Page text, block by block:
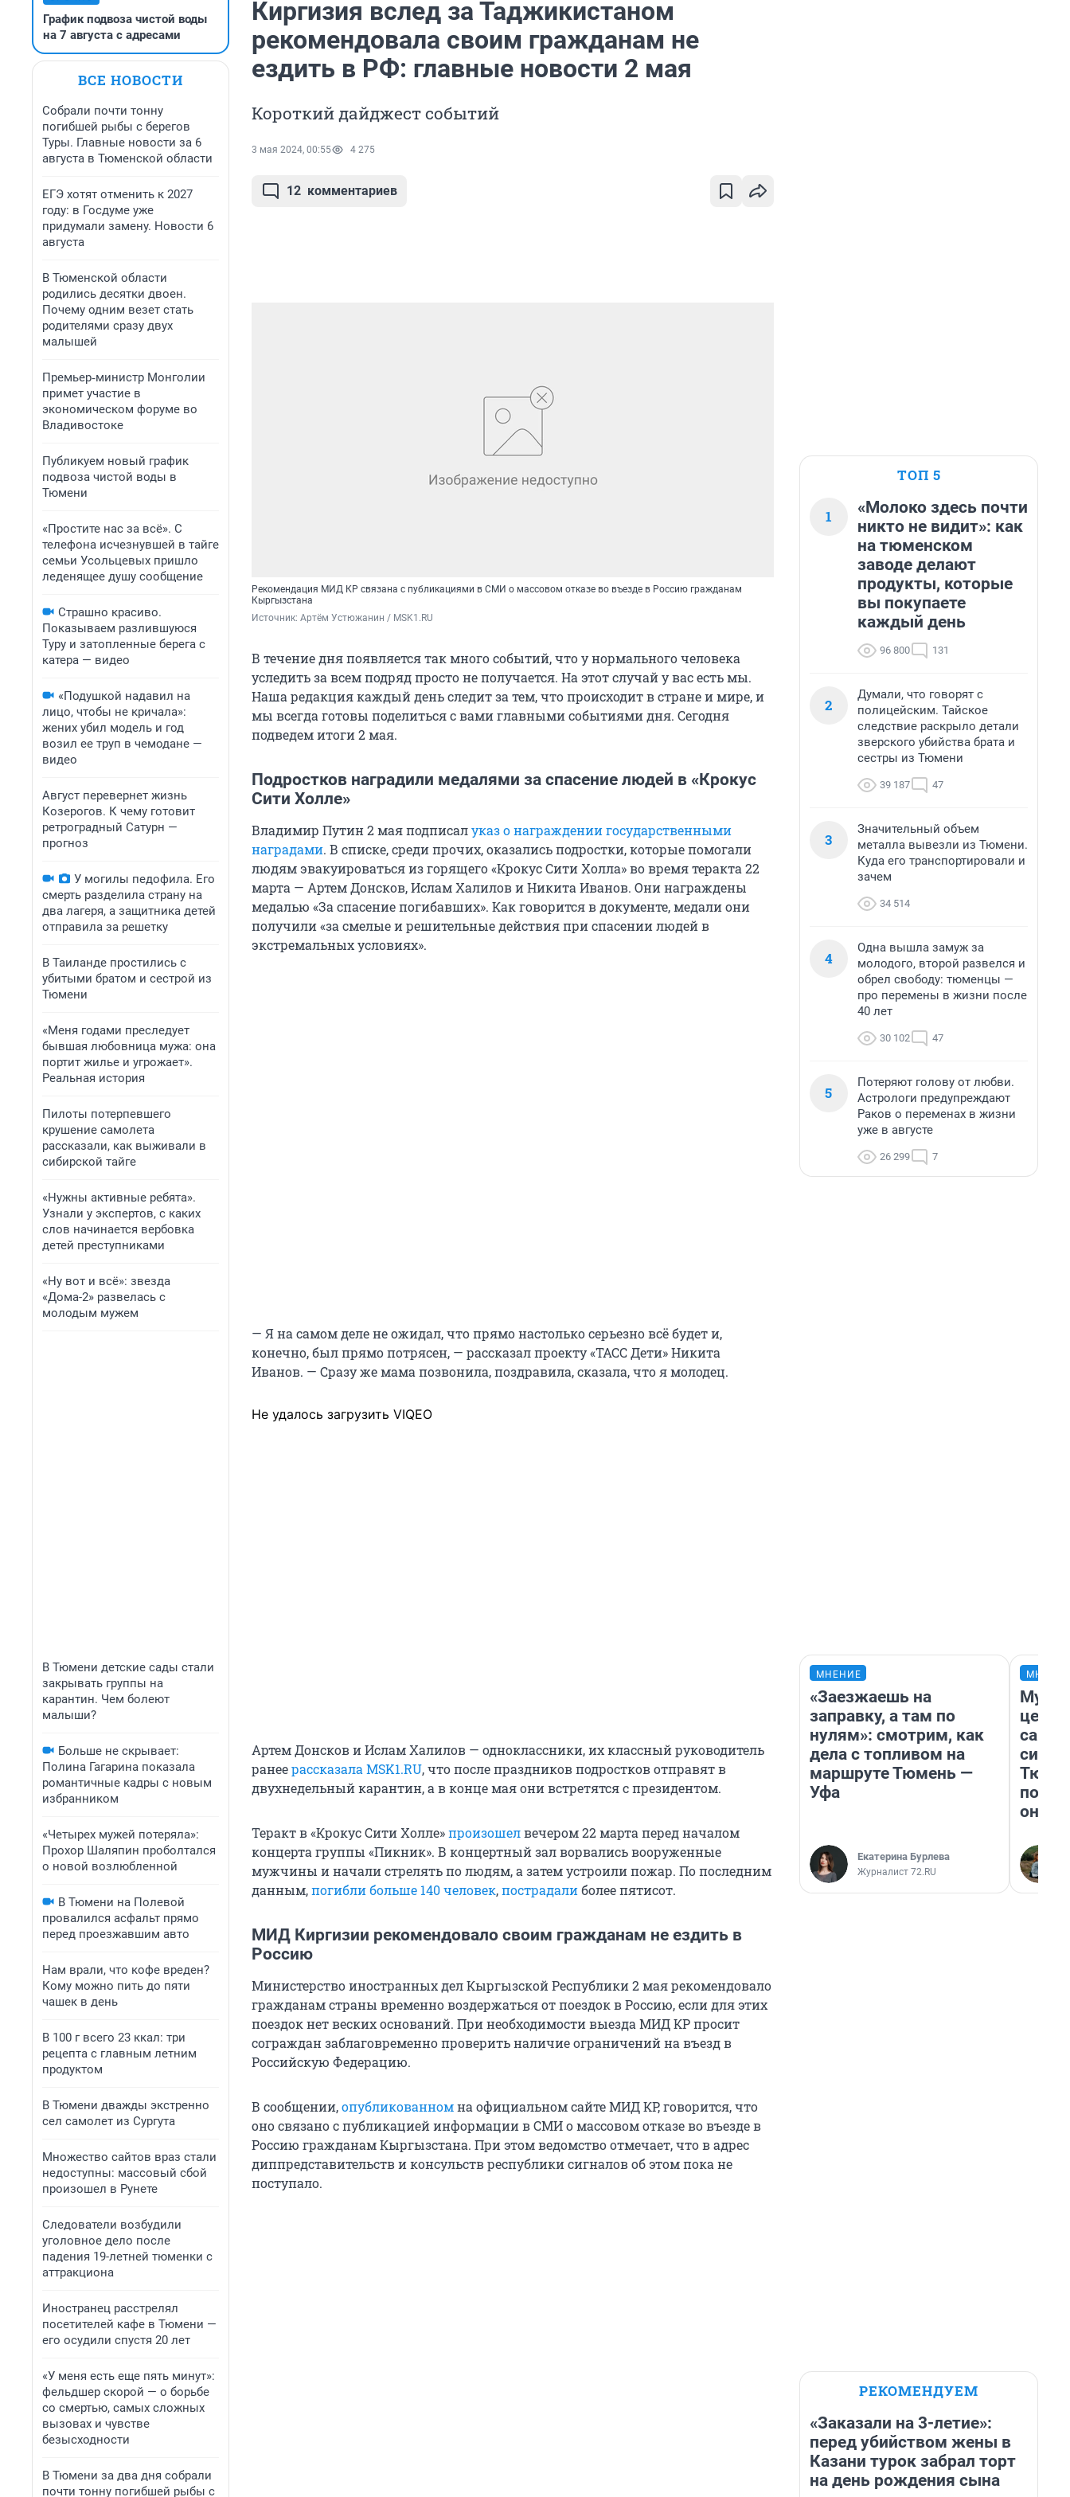
График подвоза чистой воды
на 7 августа с адресами
ВСЕ НОВОСТИ
Собрали почти тонну
погибшей рыбы с берегов
Туры. Главные новости за 6
августа в Тюменской области
ЕГЭ хотят отменить к 2027
году: в Госдуме уже
придумали замену. Новости 6
августа
В Тюменской области
родились десятки двоен.
Почему одним везет стать
родителями сразу двух
малышей
Премьер‑министр Монголии
примет участие в
экономическом форуме во
Владивостоке
Публикуем новый график
подвоза чистой воды в
Тюмени
«Простите нас за всё». С
телефона исчезнувшей в тайге
семьи Усольцевых пришло
леденящее душу сообщение
Страшно красиво.
Показываем разлившуюся
Туру и затопленные берега с
катера — видео
«Подушкой надавил на
лицо, чтобы не кричала»:
жених убил модель и год
возил ее труп в чемодане —
видео
Август перевернет жизнь
Козерогов. К чему готовит
ретроградный Сатурн —
прогноз
У могилы педофила. Его
смерть разделила страну на
два лагеря, а защитника детей
отправила за решетку
В Таиланде простились с
убитыми братом и сестрой из
Тюмени
«Меня годами преследует
бывшая любовница мужа: она
портит жилье и угрожает».
Реальная история
Пилоты потерпевшего
крушение самолета
рассказали, как выживали в
сибирской тайге
«Нужны активные ребята».
Узнали у экспертов, с каких
слов начинается вербовка
детей преступниками
«Ну вот и всё»: звезда
«Дома-2» развелась с
молодым мужем
В Тюмени детские сады стали
закрывать группы на
карантин. Чем болеют
малыши?
Больше не скрывает:
Полина Гагарина показала
романтичные кадры с новым
избранником
«Четырех мужей потеряла»:
Прохор Шаляпин проболтался
о новой возлюбленной
В Тюмени на Полевой
провалился асфальт прямо
перед проезжавшим авто
Нам врали, что кофе вреден?
Кому можно пить до пяти
чашек в день
В 100 г всего 23 ккал: три
рецепта с главным летним
продуктом
В Тюмени дважды экстренно
сел самолет из Сургута
Множество сайтов враз стали
недоступны: массовый сбой
произошел в Рунете
Следователи возбудили
уголовное дело после
падения 19-летней тюменки с
аттракциона
Иностранец расстрелял
посетителей кафе в Тюмени —
его осудили спустя 20 лет
«У меня есть еще пять минут»:
фельдшер скорой — о борьбе
со смертью, самых сложных
вызовах и чувстве
безысходности
В Тюмени за два дня собрали
почти тонну погибшей рыбы с
Киргизия вслед за Таджикистаном
рекомендовала своим гражданам не
ездить в РФ: главные новости 2 мая
Короткий дайджест событий
3 мая 2024, 00:55 4 275
12 комментариев
Рекомендация МИД КР связана с публикациями в СМИ о массовом отказе во въезде в Россию гражданам
Кыргызстана
Источник: Артём Устюжанин / MSK1.RU
В течение дня появляется так много событий, что у нормального человека
уследить за всем подряд просто не получается. На этот случай у вас есть мы.
Наша редакция каждый день следит за тем, что происходит в стране и мире, и
мы всегда готовы поделиться с вами главными событиями дня. Сегодня
подведем итоги 2 мая.
Подростков наградили медалями за спасение людей в «Крокус
Сити Холле»
Владимир Путин 2 мая подписалуказ о награждении государственными
наградами. В списке, среди прочих, оказались подростки, которые помогали
людям эвакуироваться из горящего «Крокус Сити Холла» во время теракта 22
марта — Артем Донсков, Ислам Халилов и Никита Иванов. Они награждены
медалью «За спасение погибавших». Как говорится в документе, медали они
получили «за смелые и решительные действия при спасении людей в
экстремальных условиях».
— Я на самом деле не ожидал, что прямо настолько серьезно всё будет и,
конечно, был прямо потрясен, — рассказал проекту «ТАСС Дети» Никита
Иванов. — Сразу же мама позвонила, поздравила, сказала, что я молодец.
Не удалось загрузить VIQEO
Артем Донсков и Ислам Халилов — одноклассники, их классный руководитель
ранеерассказала MSK1.RU, что после праздников подростков отправят в
двухнедельный карантин, а в конце мая они встретятся с президентом.
Теракт в «Крокус Сити Холле»произошелвечером 22 марта перед началом
концерта группы «Пикник». В концертный зал ворвались вооруженные
мужчины и начали стрелять по людям, а затем устроили пожар. По последним
данным,погибли больше 140 человек,пострадалиболее пятисот.
МИД Киргизии рекомендовало своим гражданам не ездить в
Россию
Министерство иностранных дел Кыргызской Республики 2 мая рекомендовало
гражданам страны временно воздержаться от поездок в Россию, если для этих
поездок нет веских оснований. При необходимости выезда МИД КР просит
сограждан заблаговременно проверить наличие ограничений на въезд в
Российскую Федерацию.
В сообщении,опубликованномна официальном сайте МИД КР, говорится, что
оно связано с публикацией информации в СМИ о массовом отказе во въезде в
Россию гражданам Кыргызстана. При этом ведомство отмечает, что в адрес
диппредставительств и консульств республики сигналов об этом пока не
поступало.
ТОП 5
1
«Молоко здесь почти
никто не видит»: как
на тюменском
заводе делают
продукты, которые
вы покупаете
каждый день
96 800 131
2
Думали, что говорят с
полицейским. Тайское
следствие раскрыло детали
зверского убийства брата и
сестры из Тюмени
39 187 47
3
Значительный объем
металла вывезли из Тюмени.
Куда его транспортировали и
зачем
34 514
4
Одна вышла замуж за
молодого, второй развелся и
обрел свободу: тюменцы —
про перемены в жизни после
40 лет
30 102 47
5
Потеряют голову от любви.
Астрологи предупреждают
Раков о переменах в жизни
уже в августе
26 299 7
МНЕНИЕ
«Заезжаешь на
заправку, а там по
нулям»: смотрим, как
дела с топливом на
маршруте Тюмень —
Уфа
Екатерина Бурлева
Журналист 72.RU
они
РЕКОМЕНДУЕМ
«Заказали на 3-летие»:
перед убийством жены в
Казани турок забрал торт
на день рождения сына